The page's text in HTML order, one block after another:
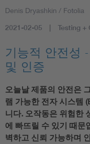
Denis Dryashkin / Fotolia
2021-02-05 Testing +
기능적 안전성
및 인증
오늘날 제품의 안전은
램 가능한 전자 시스템
니다. 오작동은 위험한
에 빠뜨릴 수 있기 때문
벽하고 신뢰 가능하며